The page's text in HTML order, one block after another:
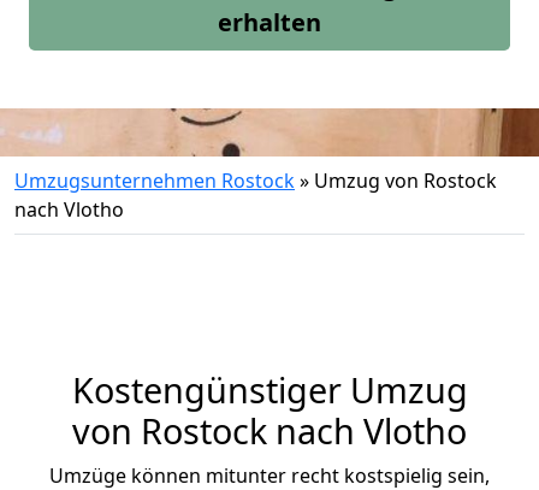
erhalten
Umzugsunternehmen Rostock» Umzug von Rostock
nach Vlotho
Kostengünstiger Umzug
von Rostock nach Vlotho
Umzüge können mitunter recht kostspielig sein,